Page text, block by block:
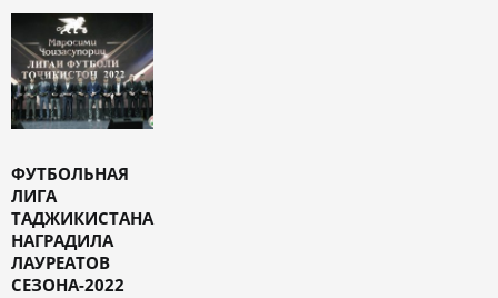
ФУТБОЛЬНАЯ
ЛИГА
ТАДЖИКИСТАНА
НАГРАДИЛА
ЛАУРЕАТОВ
СЕЗОНА-2022